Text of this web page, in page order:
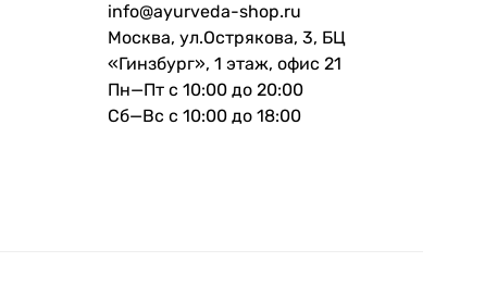
info@ayurveda-shop.ru
Москва, ул.Острякова, 3, БЦ
«Гинзбург», 1 этаж, офис 21
Пн—Пт с 10:00 до 20:00
Сб—Вс с 10:00 до 18:00